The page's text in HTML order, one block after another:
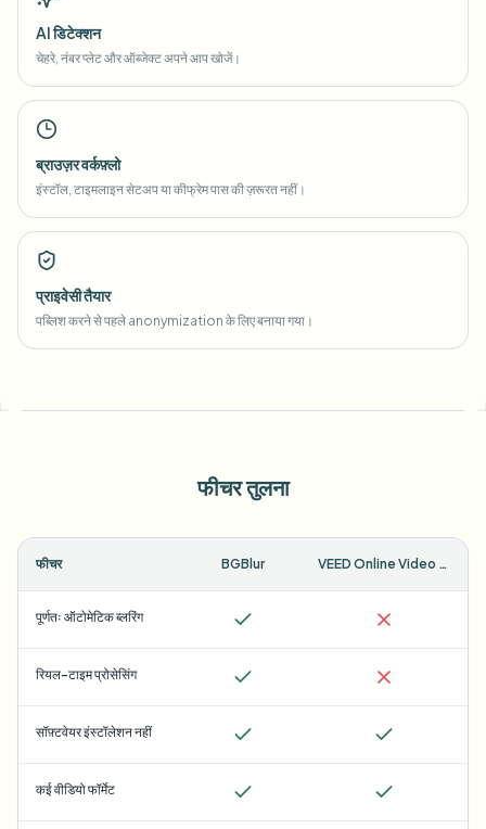
AI डिटेक्शन
चेहरे, नंबर प्लेट और ऑब्जेक्ट अपने आप खोजें।
ब्राउज़र वर्कफ़्लो
इंस्टॉल, टाइमलाइन सेटअप या कीफ्रेम पास की ज़रूरत नहीं।
प्राइवेसी तैयार
पब्लिश करने से पहले anonymization के लिए बनाया गया।
फीचर तुलना
फीचर BGBlur VEED Online Video Editor
पूर्णतः ऑटोमेटिक ब्लरिंग
रियल-टाइम प्रोसेसिंग
सॉफ़्टवेयर इंस्टॉलेशन नहीं
कई वीडियो फॉर्मेट